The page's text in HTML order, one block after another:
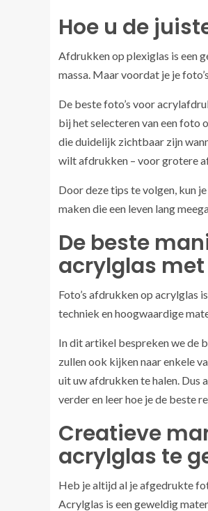
Hoe u de
Afdrukken op plexiglas is een
massa. Maar voordat je je
De beste foto’s voor
bij het selecteren van een foto
die duidelijk zichtbaar zijn
wilt afdrukken – voor grotere
Door deze tips te volgen, kun
maken die een leven lang
De beste
acrylglas
Foto’s afdrukken op acrylglas
techniek en hoogwaardige
In dit artikel bespreken we de
zullen ook kijken naar enkele
uit uw afdrukken te halen. Dus
verder en leer hoe je de beste
Creatieve
acrylglas te
Heb je altijd al je afgedrukte
Acrylglas is een geweldig